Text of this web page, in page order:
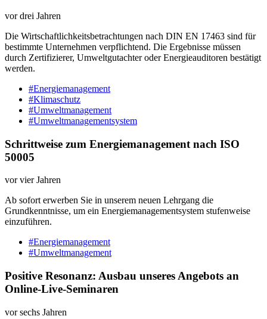
vor drei Jahren
Die Wirtschaftlichkeitsbetrachtungen nach DIN EN 17463 sind für
bestimmte Unternehmen verpflichtend. Die Ergebnisse müssen
durch Zertifizierer, Umweltgutachter oder Energieauditoren bestätigt
werden.
#Energiemanagement
#Klimaschutz
#Umweltmanagement
#Umweltmanagementsystem
Schrittweise zum Energiemanagement nach ISO
50005
vor vier Jahren
Ab sofort erwerben Sie in unserem neuen Lehrgang die
Grundkenntnisse, um ein Energiemanagementsystem stufenweise
einzuführen.
#Energiemanagement
#Umweltmanagement
Positive Resonanz: Ausbau unseres Angebots an
Online-Live-Seminaren
vor sechs Jahren